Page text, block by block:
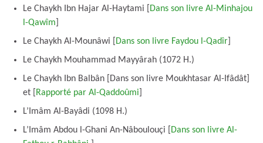
Le Chaykh Ibn Hajar Al-Haytami [
Dans son livre Al-Minhajou
l-Qawîm
Le Chaykh Al-Mounâwi [
Dans son livre Faydou l-Qadîr
Le Chaykh Mouhammad Mayyârah (1072 H.)
Le Chaykh Ibn Balbân [Dans son livre Moukhtasar Al-Ifâdât]
et [
Rapporté par Al-Qaddoûmi
L’Imâm Al-Bayâdi (1098 H.)
L’Imâm Abdou l-Ghani An-Nâboulouçi [
Dans son livre Al-